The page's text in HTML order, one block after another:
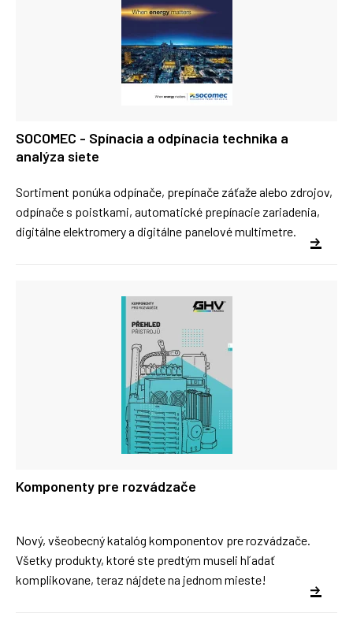
SOCOMEC - Spínacia a odpínacia technika a
analýza siete
Sortiment ponúka odpínače, prepínače záťaže alebo zdrojov,
odpínače s poistkami, automatické prepínacie zariadenia,
digitálne elektromery a digitálne panelové multimetre.
Komponenty pre rozvádzače
Nový, všeobecný katalóg komponentov pre rozvádzače.
Všetky produkty, ktoré ste predtým museli hľadať
komplikovane, teraz nájdete na jednom mieste!